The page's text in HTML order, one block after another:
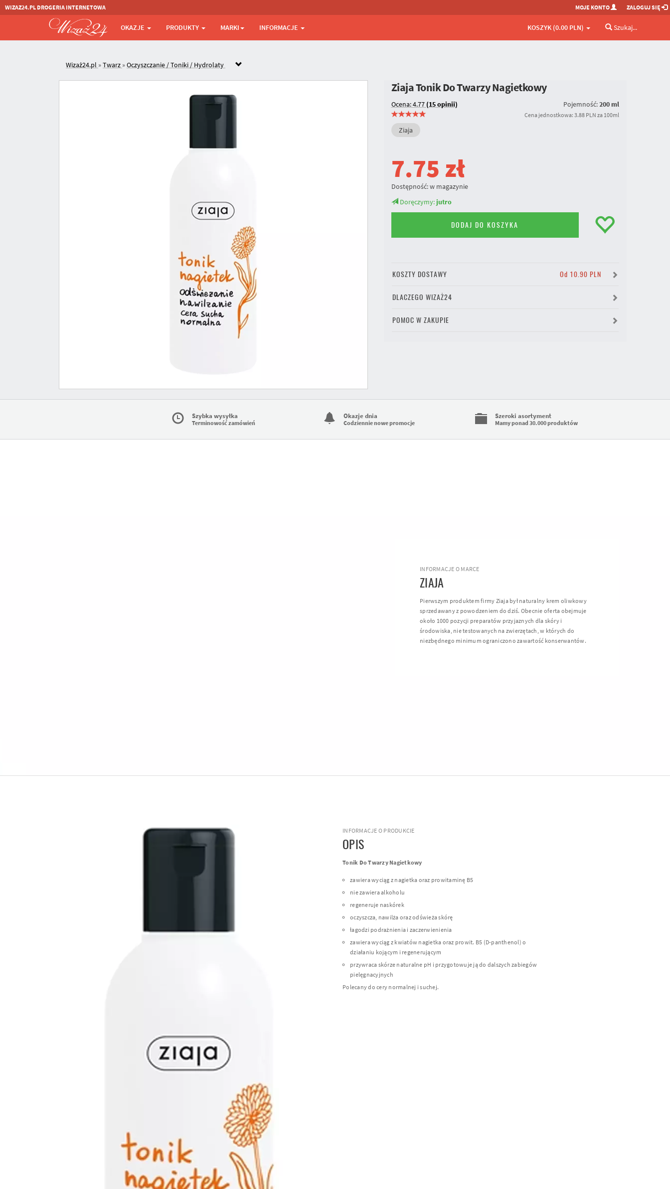
WIZAZ24.PL DROGERIA INTERNETOWA MOJE KONTO ZALOGUJ SIĘ
OKAZJE PRODUKTY MARKI INFORMACJE KOSZYK (0.00 PLN) Szukaj...
Wizaż24.pl »Twarz »Oczyszczanie / Toniki / Hydrolaty
Ziaja Tonik Do Twarzy Nagietkowy
Ocena: 4.77 (15 opinii) Pojemność:200 ml
Cena jednostkowa: 3.88 PLN za 100ml
Ziaja
7.75 zł
Dostępność:w magazynie
Doręczymy: jutro
DODAJ DO KOSZYKA
KOSZTY DOSTAWY Od 10.90 PLN
DLACZEGO WIZAŻ24
POMOC W ZAKUPIE
Szybka wysyłka
Terminowość zamówień
Okazje dnia
Codziennie nowe promocje
Szeroki asortyment
Mamy ponad 30.000 produktów
INFORMACJE O MARCE
ZIAJA
Pierwszym produktem firmy Ziaja był naturalny krem oliwkowy
sprzedawany z powodzeniem do dziś. Obecnie oferta obejmuje
około 1000 pozycji preparatów przyjaznych dla skóry i
środowiska, nie testowanych na zwierzętach, w których do
niezbędnego minimum ograniczono zawartość konserwantów.
INFORMACJE O PRODUKCIE
OPIS
Tonik Do Twarzy Nagietkowy
zawiera wyciąg z nagietka oraz prowitaminę B5
nie zawiera alkoholu
regeneruje naskórek
oczyszcza, nawilża oraz odświeża skórę
łagodzi podrażnienia i zaczerwienienia
zawiera wyciąg z kwiatów nagietka oraz prowit. B5 (D-panthenol) o
działaniu kojącym i regenerującym
przywraca skórze naturalne pH i przygotowuje ją do dalszych zabiegów
pielęgnacyjnych
Polecany do cery normalnej i suchej.